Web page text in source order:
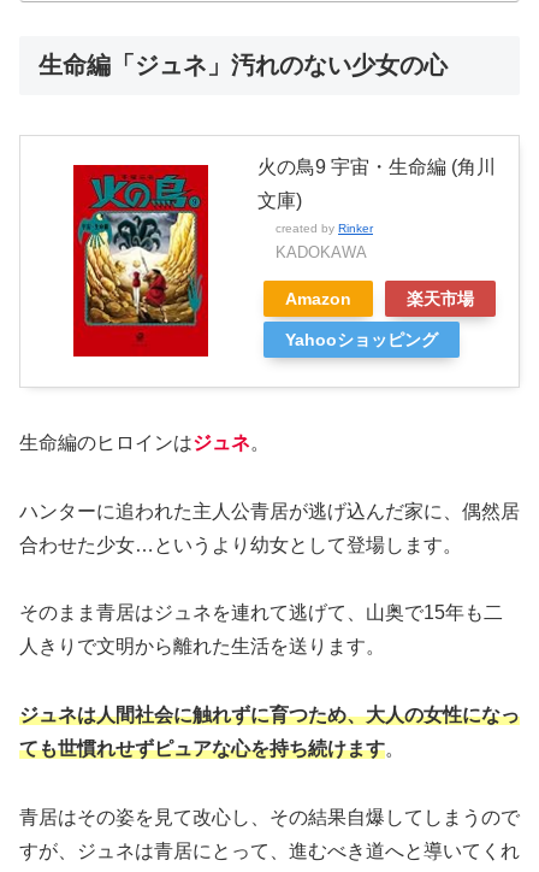
生命編「ジュネ」汚れのない少女の心
火の鳥9 宇宙・生命編 (角川
文庫)
created by Rinker
KADOKAWA
Amazon 楽天市場
Yahooショッピング
生命編のヒロインはジュネ。
ハンターに追われた主人公青居が逃げ込んだ家に、偶然居
合わせた少女…というより幼女として登場します。
そのまま青居はジュネを連れて逃げて、山奥で15年も二
人きりで文明から離れた生活を送ります。
ジュネは人間社会に触れずに育つため、大人の女性になっ
ても世慣れせずピュアな心を持ち続けます。
青居はその姿を見て改心し、その結果自爆してしまうので
すが、ジュネは青居にとって、進むべき道へと導いてくれ